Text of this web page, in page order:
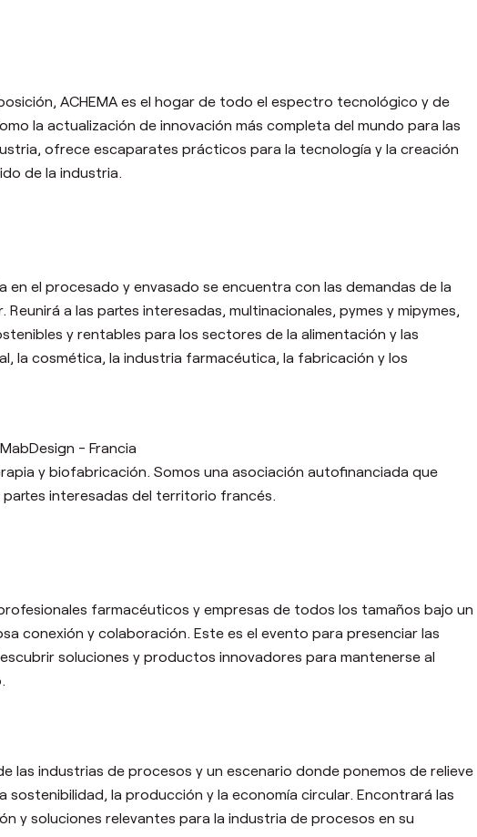
ACHEMA es el hogar de todo el espectro tecnológico y de
la actualización de innovación más completa del mundo para las
ofrece escaparates prácticos para la tecnología y la creación
de la industria.
en el procesado y envasado se encuentra con las demandas de la
Reunirá a las partes interesadas, multinacionales, pymes y mipymes,
y rentables para los sectores de la alimentación y las
la cosmética, la industria farmacéutica, la fabricación y los
- Francia
y biofabricación. Somos una asociación autofinanciada que
interesadas del territorio francés.
farmacéuticos y empresas de todos los tamaños bajo un
conexión y colaboración. Este es el evento para presenciar las
soluciones y productos innovadores para mantenerse al
las industrias de procesos y un escenario donde ponemos de relieve
sostenibilidad, la producción y la economía circular. Encontrará las
ón y soluciones relevantes para la industria de procesos en su